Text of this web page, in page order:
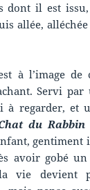
dont il est issu,
allée,
à l’image de
Servi par
à regarder, et
du Rabbin
gentiment
avoir gobé un
vie devient